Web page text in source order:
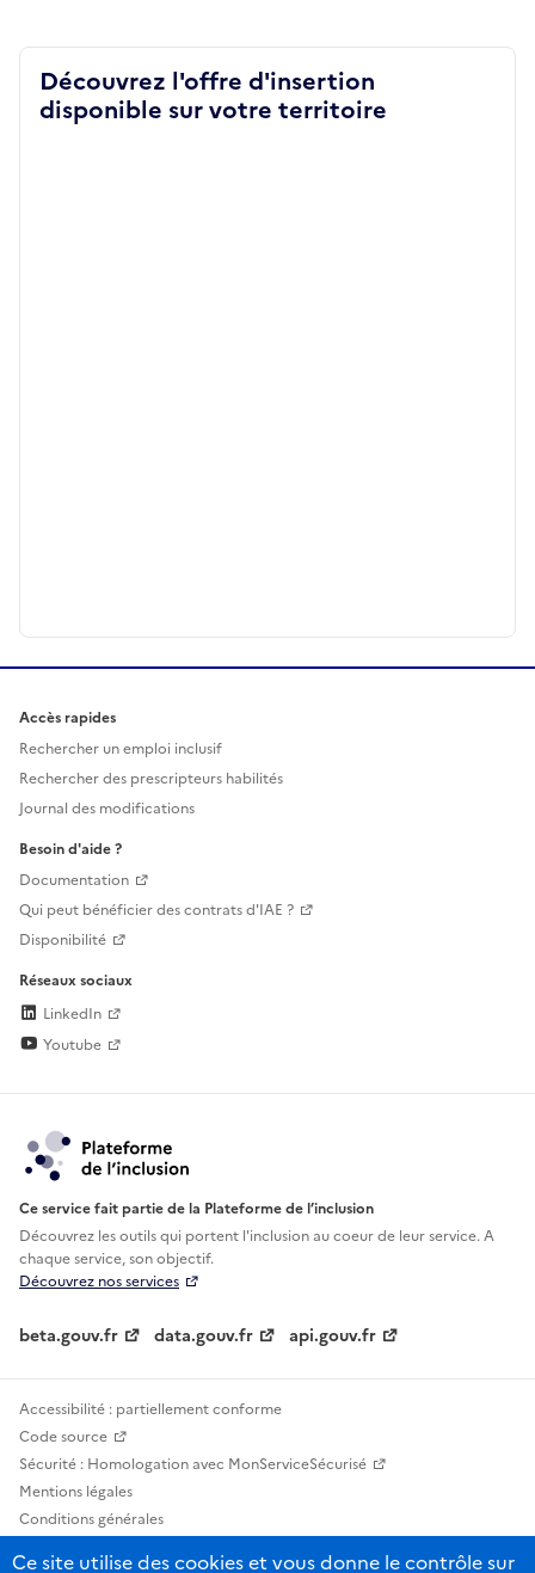
Découvrez l'offre d'insertion
disponible sur votre territoire
Accès rapides
Rechercher un emploi inclusif
Rechercher des prescripteurs habilités
Journal des modifications
Besoin d'aide ?
Documentation
Qui peut bénéficier des contrats d'IAE ?
Disponibilité
Réseaux sociaux
LinkedIn
Youtube
Ce service fait partie de la Plateforme de l’inclusion
Découvrez les outils qui portent l'inclusion aucoeur de leur service. A
chaque service, son objectif.
Découvrez nos services
beta.gouv.fr data.gouv.fr api.gouv.fr
Accessibilité : partiellement conforme
Code source
Sécurité : Homologation avec MonServiceSécurisé
Mentions légales
Conditions générales
Ce site utilise des cookies et vous donne le contrôle sur